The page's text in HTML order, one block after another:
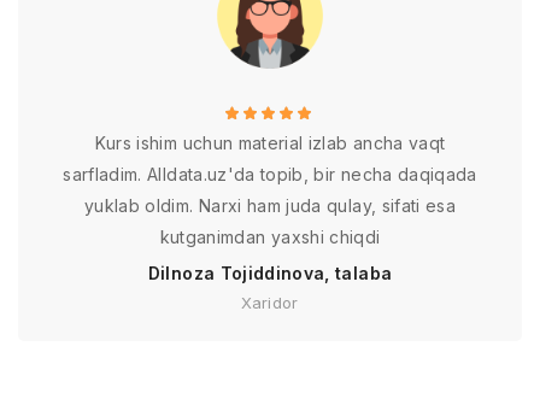
Kurs ishim uchun material izlab ancha vaqt
sarfladim. Alldata.uz'da topib, bir necha daqiqada
yuklab oldim. Narxi ham juda qulay, sifati esa
kutganimdan yaxshi chiqdi
Dilnoza Tojiddinova, talaba
Xaridor